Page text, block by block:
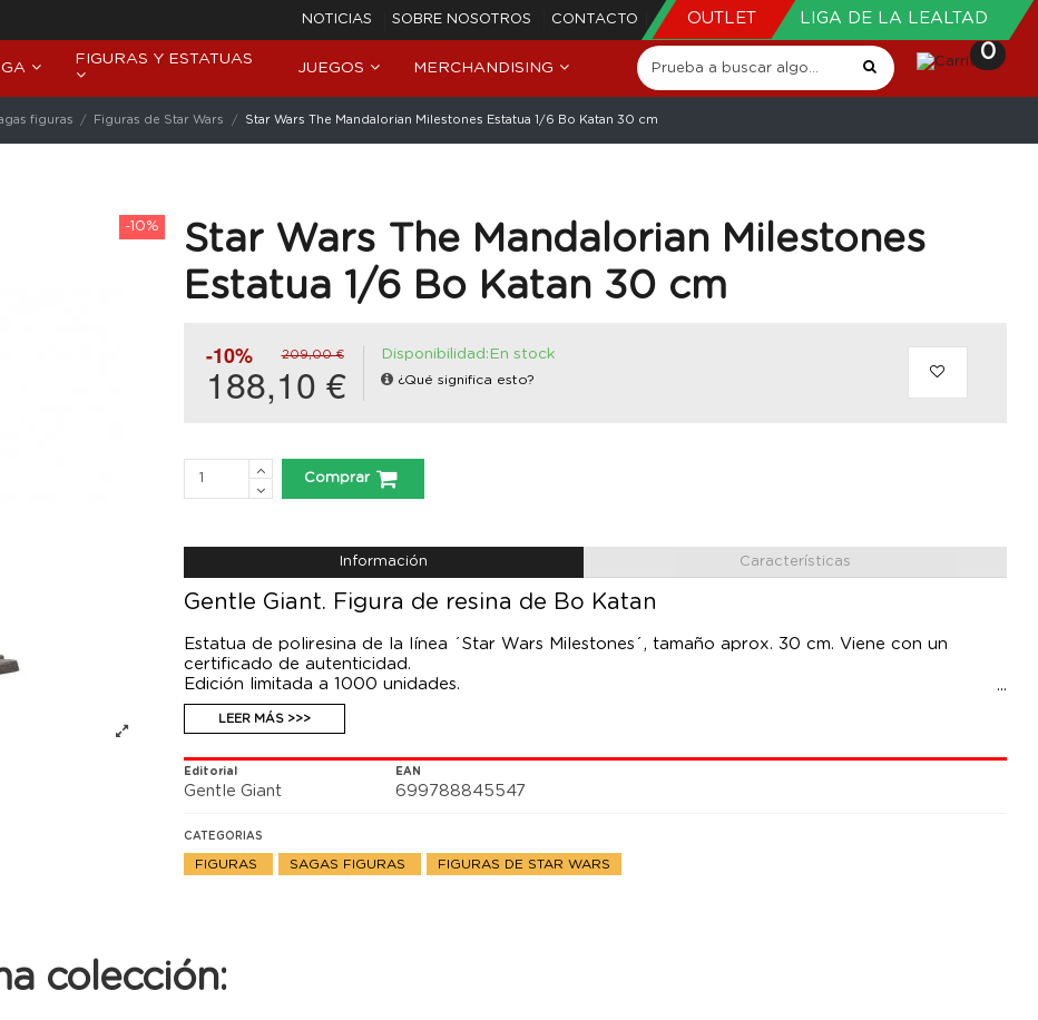
NOTICIAS SOBRE NOSOTROS CONTACTO OUTLET LIGA DE LA LEALTAD
FIGURAS Y ESTATUAS
JUEGOS MERCHANDISING
0
figuras Figuras de Star Wars Star Wars The Mandalorian Milestones Estatua 1/6 Bo Katan 30 cm
-10%
Star Wars The Mandalorian Milestones
Estatua 1/6 Bo Katan 30 cm
-10% 209,00 €
188,10 €
Disponibilidad:En stock
¿Qué significa esto?
Comprar
Información Características
Gentle Giant. Figura de resina de Bo Katan
Estatua de poliresina de la línea ´Star Wars Milestones´, tamaño aprox. 30 cm. Viene con un
certificado de autenticidad.
Edición limitada a 1000 unidades.
LEER MÁS >>>
Editorial
Gentle Giant
EAN
699788845547
CATEGORIAS
FIGURAS SAGAS FIGURAS FIGURAS DE STAR WARS
colección: